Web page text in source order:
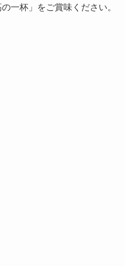
一杯」をご賞味ください。